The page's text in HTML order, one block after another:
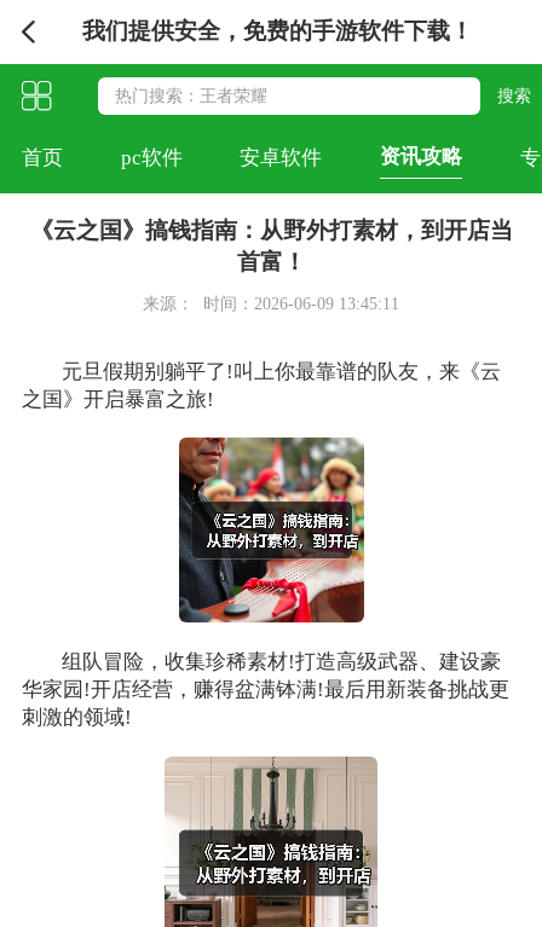
我们提供安全，免费的手游软件下载！
首页 pc软件 安卓软件 资讯攻略
《云之国》搞钱指南：从野外打素材，到开店当
首富！
来源： 时间：2026-06-09 13:45:11
元旦假期别躺平了!叫上你最靠谱的队友，来《云
之国》开启暴富之旅!
组队冒险，收集珍稀素材!打造高级武器、建设豪
华家园!开店经营，赚得盆满钵满!最后用新装备挑战更
刺激的领域!